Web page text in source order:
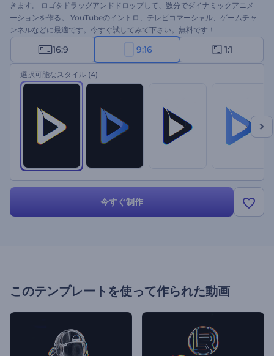
きます。 ロゴをドラッグアンドドロップして、数分でダイナミックアニメ
ーションを作る。 YouTubeのイントロ、テレビコマーシャル、ゲームチャ
ンネルなどに最適です。今すぐ試してみて下さい。無料です！
16:9 9:16 1:1
選択可能なスタイル (4)
今すぐ制作
このテンプレートを使って作られた動画